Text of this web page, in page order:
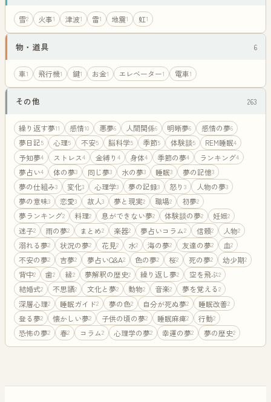
雪2 火事1 津波1 雷1 地震1 虹1
物・道具 6
車1 飛行機1 鍵1 お金1 エレベーター1 電車1
その他 263
繰り返す夢11 感情10 悪夢6 人間関係6 明晰夢6 感情の夢6
夢日記5 心理5 不安5 脳科学5 季節5 体験談5 REM睡眠4
予知夢4 ストレス4 金縛り 4 身体4 季節の夢4 ランキング4
夢占い4 体の夢3 同じ夢3 水の夢3 睡眠3 夢の記憶3
夢の仕組み3 変化3 心理学3 夢の記録3 怒り3 人物の夢3
夢の意味3 恋愛3 故人3 夢と現実2 職場2 初夢2
夢ランキング2 料理2 息ができない夢2 体験談の夢2 妊娠2
迷子2 雨の夢2 まとめ2 楽器2 夢占いコラム2 信頼2 人物2
溺れる夢2 状況の夢2 花見2 水2 海の夢2 友達の夢2 血2
不安の夢2 吉夢2 夢占いQ&A2 色の夢2 桜2 死の夢2 幼少期2
背中2 歯2 縁2 夢解釈の歴史2 繰り返し夢2 空を飛ぶ2
結婚式2 不思議2 文化と夢2 動物2 音楽2 夢を覚える2
深層心理2 睡眠ガイド2 夢の色2 自分が死ぬ夢2 睡眠改善2
登る夢2 懐かしい夢2 子供の頃の夢2 睡眠麻痺2 行動2
恐怖の夢2 春2 コラム2 心理学の夢2 幸運の夢2 夢の歴史2